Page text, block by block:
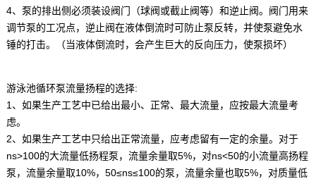
4、泵的排出侧必须装设阀门（球阀或截止阀等）和逆止阀。阀门用来
调节泵的工况点，逆止阀在液体倒流时可防止泵反转，并使泵避免水
锤的打击。（当液体倒流时，会产生巨大的反向压力，使泵损坏）
游泳池循环泵流量扬程的选择:
1、如果生产工艺中已给出最小、正常、最大流量，应按最大流量考
虑。
2、如果生产工艺中只给出正常流量，应考虑留有一定的余量。对于
ns>100的大流量低扬程泵，流量余量取5%，对ns<50的小流量高扬程
泵，流量余量取10%，50≤ns≤100的泵，流量余量也取5%，对质量低